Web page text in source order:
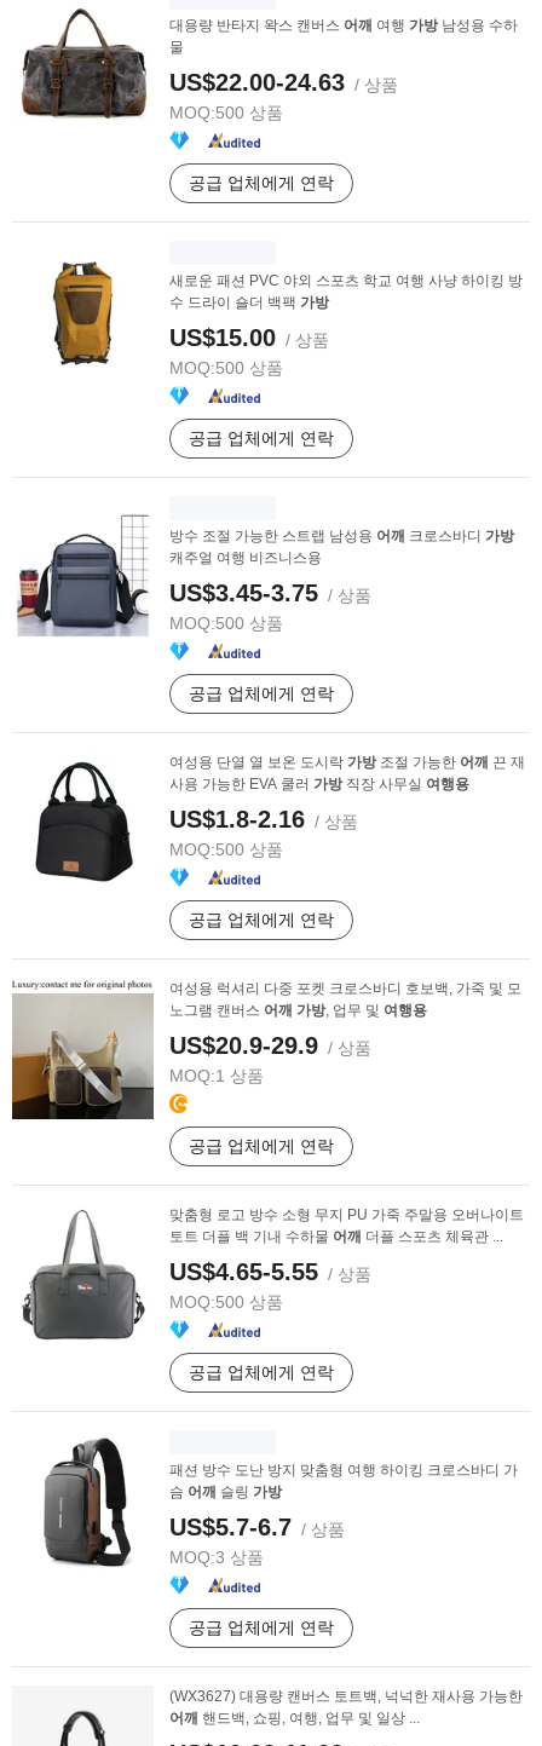
대용량 반타지 왁스 캔버스 어깨 여행 가방남성용 수하
물
US$22.00-24.63 / 상품
MOQ:500 상품
공급 업체에게 연락
새로운 패션 PVC 야외 스포츠 학교 여행 사냥 하이킹 방
수 드라이 숄더 백팩 가방
US$15.00 / 상품
MOQ:500 상품
공급 업체에게 연락
방수 조절 가능한 스트랩 남성용 어깨 크로스바디 가방
캐주얼 여행 비즈니스용
US$3.45-3.75 / 상품
MOQ:500 상품
공급 업체에게 연락
여성용 단열 열 보온 도시락 가방조절 가능한 어깨 끈 재
사용 가능한 EVA 쿨러 가방직장 사무실 여행용
US$1.8-2.16 / 상품
MOQ:500 상품
공급 업체에게 연락
여성용 럭셔리 다중 포켓 크로스바디 호보백, 가죽 및 모
노그램 캔버스 어깨 가방, 업무 및 여행용
US$20.9-29.9 / 상품
MOQ:1 상품
공급 업체에게 연락
맞춤형 로고 방수 소형 무지 PU 가죽 주말용 오버나이트
토트 더플 백 기내 수하물 어깨 더플 스포츠 체육관 ...
US$4.65-5.55 / 상품
MOQ:500 상품
공급 업체에게 연락
패션 방수 도난 방지 맞춤형 여행 하이킹 크로스바디 가
슴 어깨 슬링 가방
US$5.7-6.7 / 상품
MOQ:3 상품
공급 업체에게 연락
(WX3627) 대용량 캔버스 토트백, 넉넉한 재사용 가능한
어깨 핸드백, 쇼핑, 여행, 업무 및 일상 ...